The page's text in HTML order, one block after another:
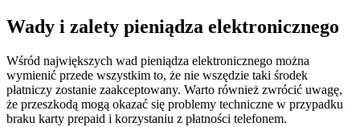
Wady i zalety pieniądza elektronicznego
Wśród największych wad pieniądza elektronicznego można
wymienić przede wszystkim to, że nie wszędzie taki środek
płatniczy zostanie zaakceptowany. Warto również zwrócić uwagę,
że przeszkodą mogą okazać się problemy techniczne w przypadku
braku karty prepaid i korzystaniu z płatności telefonem.